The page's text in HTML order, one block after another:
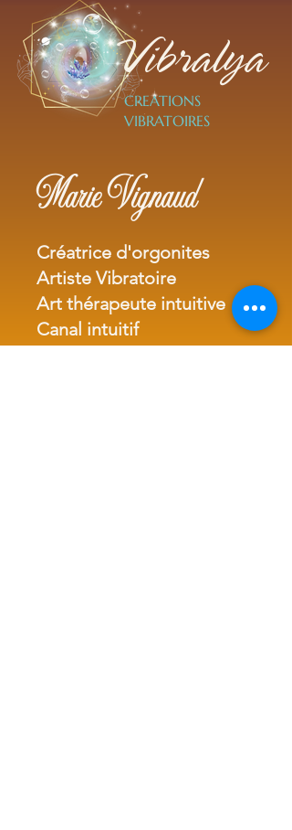
Vibralya
CREATIONS
VIBRATOIRES
Marie Vignaud
Créatrice d'orgonites
Artiste Vibratoire
Art thérapeute intuitive
Canal intuitif